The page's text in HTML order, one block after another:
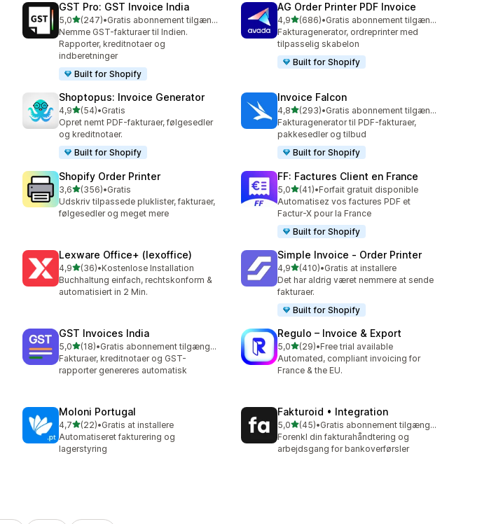
GST Pro: GST Invoice India
5,0ud af 5 stjerner
(247)
247 anmeldelser i alt
•
Gratis abonnement tilgængeligt
Nemme GST-fakturaer til Indien.
Rapporter, kreditnotaer og
indberetninger
Built for Shopify
AG Order Printer PDF Invoice
4,9ud af 5 stjerner
(686)
686 anmeldelser i alt
•
Gratis abonnement tilgængeligt
Fakturagenerator, ordreprinter med
tilpasselig skabelon
Built for Shopify
Shoptopus: Invoice Generator
4,9ud af 5 stjerner
(54)
54 anmeldelser i alt
•Gratis
Opret nemt PDF-fakturaer, følgesedler
og kreditnotaer.
Built for Shopify
Invoice Falcon
4,8ud af 5 stjerner
(293)
293 anmeldelser i alt
•
Gratis abonnement tilgængeligt
Fakturagenerator til PDF-fakturaer,
pakkesedler og tilbud
Built for Shopify
Shopify Order Printer
3,6ud af 5 stjerner
(356)
356 anmeldelser i alt
•Gratis
Udskriv tilpassede pluklister, fakturaer,
følgesedler og meget mere
FF: Factures Client en France
5,0ud af 5 stjerner
(41)
41 anmeldelser i alt
•Forfait gratuit disponible
Automatisez vos factures PDF et
Factur-X pour la France
Built for Shopify
Lexware Office+ (lexoffice)
4,9ud af 5 stjerner
(36)
36 anmeldelser i alt
•Kostenlose Installation
Buchhaltung einfach, rechtskonform &
automatisiert in 2 Min.
Simple Invoice ‑ Order Printer
4,9ud af 5 stjerner
(410)
410 anmeldelser i alt
•Gratis at installere
Det har aldrig været nemmere at sende
fakturaer.
Built for Shopify
GST Invoices India
5,0ud af 5 stjerner
(18)
18 anmeldelser i alt
•
Gratis abonnement tilgængeligt
Fakturaer, kreditnotaer og GST-
rapporter genereres automatisk
Regulo – Invoice & Export
5,0ud af 5 stjerner
(29)
29 anmeldelser i alt
•Free trial available
Automated, compliant invoicing for
France & the EU.
Moloni Portugal
4,7ud af 5 stjerner
(22)
22 anmeldelser i alt
•Gratis at installere
Automatiseret fakturering og
lagerstyring
Fakturoid • Integration
5,0ud af 5 stjerner
(45)
45 anmeldelser i alt
•
Gratis abonnement tilgængeligt
Forenkl din fakturahåndtering og
arbejdsgang for bankoverførsler